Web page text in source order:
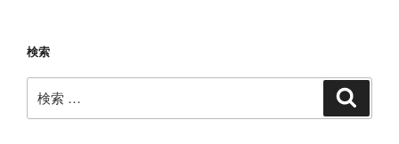
検索
検
索: